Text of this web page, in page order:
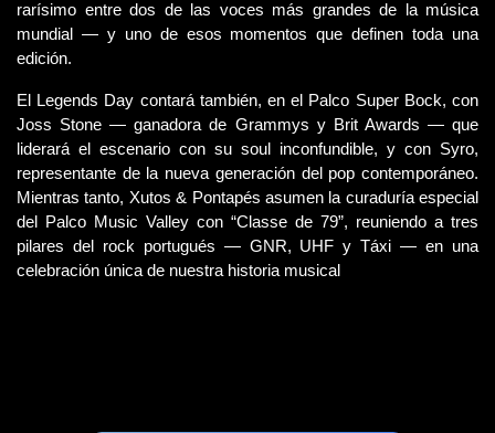
rarísimo entre dos de las voces más grandes de la música
mundial — y uno de esos momentos que definen toda una
edición.
El Legends Day contará también, en el Palco Super Bock, con
Joss Stone — ganadora de Grammys y Brit Awards — que
liderará el escenario con su soul inconfundible, y con Syro,
representante de la nueva generación del pop contemporáneo.
Mientras tanto, Xutos & Pontapés asumen la curaduría especial
del Palco Music Valley con “Classe de 79”, reuniendo a tres
pilares del rock portugués — GNR, UHF y Táxi — en una
celebración única de nuestra historia musical